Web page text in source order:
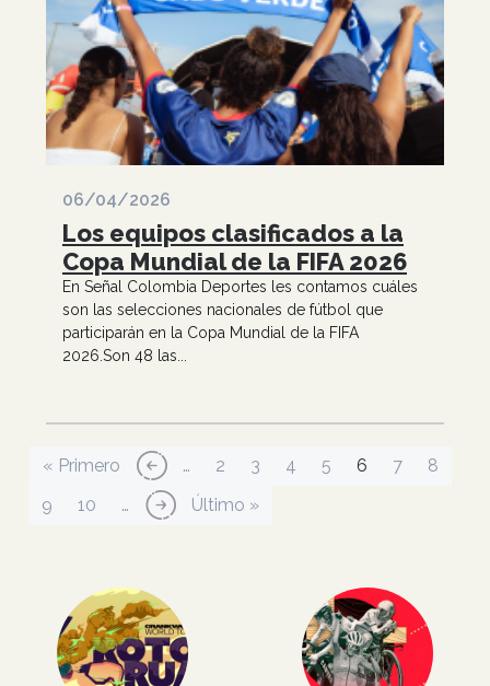
06/04/2026
Los equipos clasificados a la
Copa Mundial de la FIFA 2026
En Señal Colombia Deportes les contamos cuáles
son las selecciones nacionales de fútbol que
participarán en la Copa Mundial de la FIFA
2026.Son 48 las...
Primera página
« Primero Página anterior
‹‹ … Página
2 Página
3 Página
4 Página
5 Página actual
6 Página
7 Página
8
Página
9 Página
10 … Siguiente página
›› Última página
Último »